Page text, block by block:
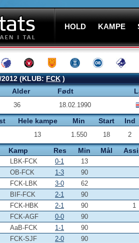
HOLD KAMPE
2012 (KLUB:FCK)
Alder Født
36 18.02.1990
Hele kampe Min Start Ind
13 1.550 18 2
Kamp Res Min Mål
LBK-FCK 0-1
13
OB-FCK 1-3
90
FCK-LBK 3-0
62
BIF-FCK 2-1
90
FCK-HBK 2-1 90
1
FCK-AGF 0-0
90
AaB-FCK 1-1
90
FCK-SJF 2-0
90